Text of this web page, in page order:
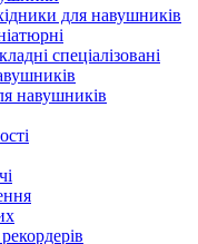
для навушників
спеціалізовані
навушників